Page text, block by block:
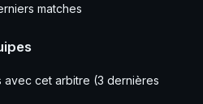
matches
avec cet arbitre (3 dernières